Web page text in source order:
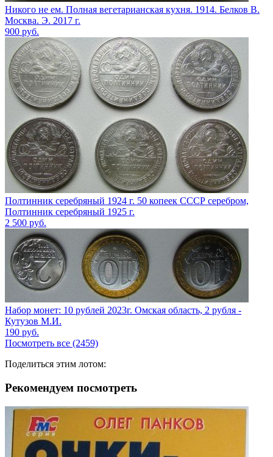
Никого не ем. Полная вегетарианская кухня. 1914. Белков В.
Москва. Э. 2017 г.
900 руб.
Полтинник серебряный 1924 г. 50 копеек СССР серебром,
Полтинник серебряный 1925 г.
2 500 руб.
Набор монет: 10 рублей 2023г. Омская область, 2 рубля -
Кутузов М.И.
190 руб.
Посмотреть все (2459)
Поделиться этим лотом:
Рекомендуем посмотреть